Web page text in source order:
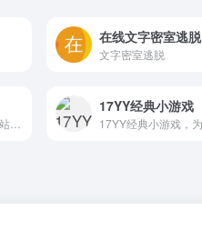
在线文字密室逃脱
文字密室逃脱
17YY经典小游戏